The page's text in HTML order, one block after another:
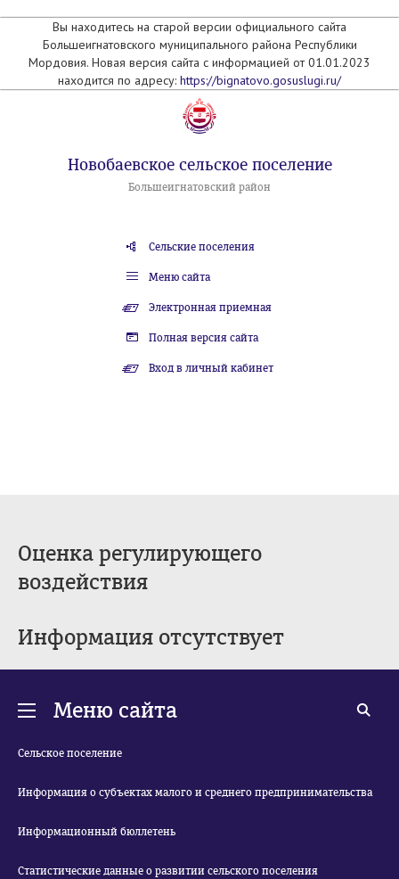
Вы находитесь на старой версии официального сайта
Большеигнатовского муниципального района Республики
Мордовия. Новая версия сайта с информацией от 01.01.2023
находится по адресу: https://bignatovo.gosuslugi.ru/
Новобаевское сельское поселение
Большеигнатовский район
Сельские поселения
Меню сайта
Электронная приемная
Полная версия сайта
Вход в личный кабинет
Оценка регулирующего
воздействия
Информация отсутствует
Меню сайта
Сельское поселение
Информация о субъектах малого и среднего предпринимательства
Информационный бюллетень
Статистические данные о развитии сельского поселения